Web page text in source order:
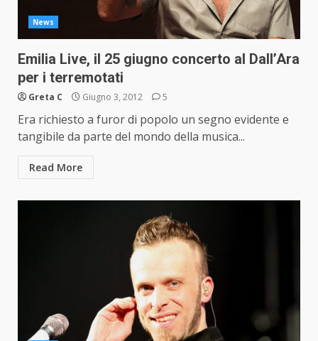
News
Emilia Live, il 25 giugno concerto al Dall’Ara
per i terremotati
Greta C Giugno 3, 2012 5
Era richiesto a furor di popolo un segno evidente e
tangibile da parte del mondo della musica...
Read More